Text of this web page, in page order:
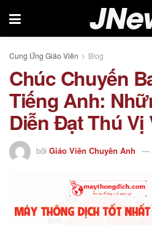
Cung Ứng Giáo Viên Blog
Chúc Chuyến
Tiếng Anh:
Diễn Đạt Thú Vị
bởi Giáo Viên Chuyên Anh